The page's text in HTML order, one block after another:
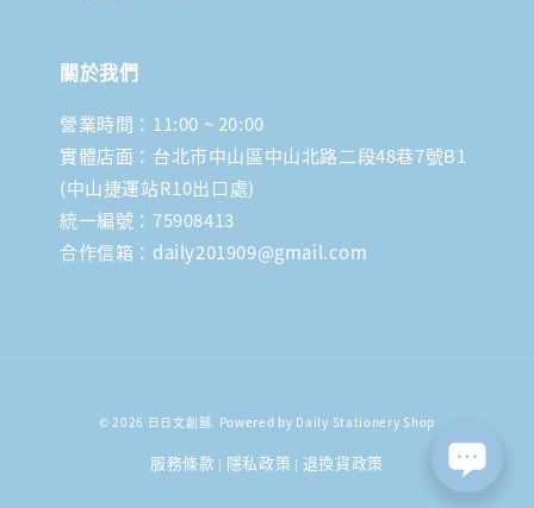
關於我們
營業時間：11:00 ~ 20:00
實體店面：台北市中山區中山北路二段48巷7號B1
(中山捷運站R10出口處)
統一編號：75908413
合作信箱：daily201909@gmail.com
© 2026 日日文創舖. Powered by Daily Stationery Shop
服務條款 | 隱私政策 | 退換貨政策